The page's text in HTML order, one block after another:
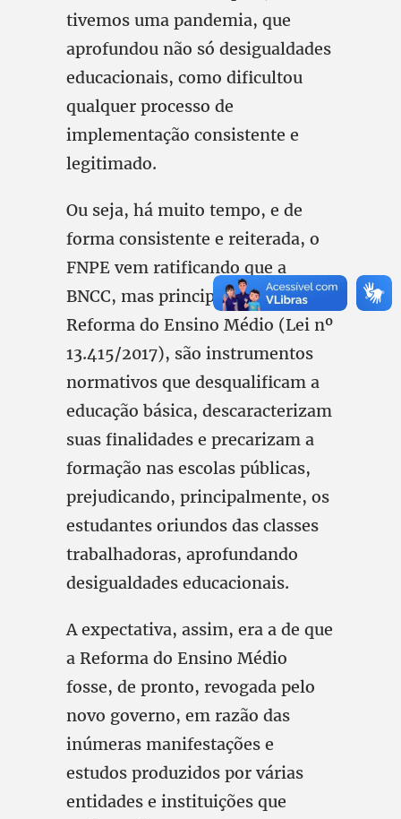
tivemos uma pandemia, que
aprofundou não só desigualdades
educacionais, como dificultou
qualquer processo de
implementação consistente e
legitimado.
Ou seja, há muito tempo, e de
forma consistente e reiterada, o
FNPE vem ratificando que a
BNCC, mas principalmente a
Reforma do Ensino Médio (Lei nº
13.415/2017), são instrumentos
normativos que desqualificam a
educação básica, descaracterizam
suas finalidades e precarizam a
formação nas escolas públicas,
prejudicando, principalmente, os
estudantes oriundos das classes
trabalhadoras, aprofundando
desigualdades educacionais.
A expectativa, assim, era a de que
a Reforma do Ensino Médio
fosse, de pronto, revogada pelo
novo governo, em razão das
inúmeras manifestações e
estudos produzidos por várias
entidades e instituições que